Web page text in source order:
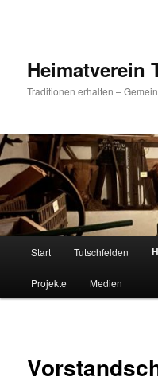
Heimatverein
Traditionen erhalten –
Start Tutschfelden
Projekte Medien